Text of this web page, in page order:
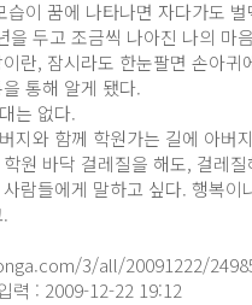
이 꿈에 나타나면 자다가도
을 두고 조금씩 나아진 나의 마
란, 잠시라도 한눈팔면 손아
통해 알게 됐다.
는 없다.
지와 함께 학원가는 길에 아
원 바닥 걸레질을 해도, 걸레
람들에게 말하고 싶다. 행복
3/all/20091222/
: 2009-12-22 19:12